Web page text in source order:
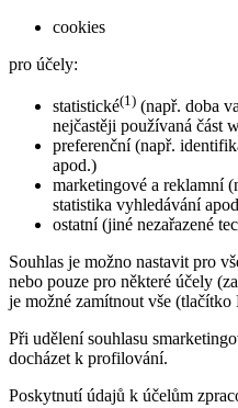
cookies
pro účely:
statistické(1) (např. doba
nejčastěji používaná část
preferenční (např.
apod.)
marketingové a reklamní
statistika vyhledávání
ostatní (jiné nezařazené
Souhlas je možno nastavit pro
nebo pouze pro některé účely
je možné zamítnout vše (tlačítko
Při udělení souhlasu
docházet k profilování.
Poskytnutí údajů k účelům